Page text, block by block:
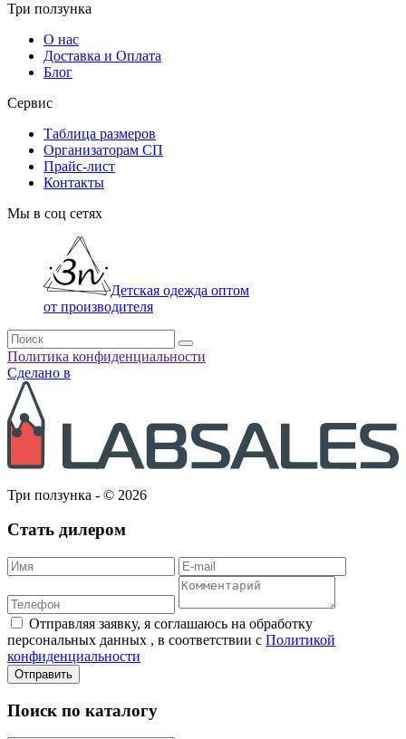
Три ползунка
О нас
Доставка и Оплата
Блог
Сервис
Таблица размеров
Организаторам СП
Прайс-лист
Контакты
Мы в соц сетях
Детская одежда оптом
от производителя
Политика конфиденциальности
Сделано в
Три ползунка - © 2026
Стать дилером
Отправляя заявку, я соглашаюсь на обработку
персональных данных , в соответствии с Политикой
конфиденциальности
Отправить
Поиск по каталогу